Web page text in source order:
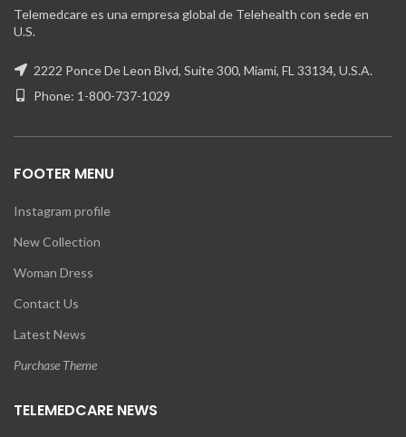
Telemedcare es una empresa global de Telehealth con sede en
U.S.
2222 Ponce De Leon Blvd, Suite 300, Miami, FL 33134, U.S.A.
Phone: 1-800-737-1029
FOOTER MENU
Instagram profile
New Collection
Woman Dress
Contact Us
Latest News
Purchase Theme
TELEMEDCARE NEWS